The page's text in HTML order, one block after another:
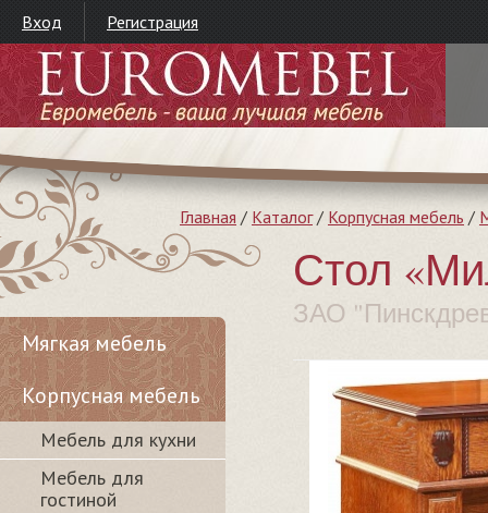
Вход Регистрация
Главная / Каталог/ Корпусная мебель /
Стол
ЗАО
Мягкая мебель
Корпусная мебель
Мебель для кухни
Мебель для
гостиной